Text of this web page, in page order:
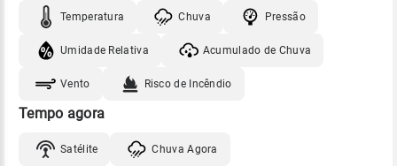
Temperatura Chuva Pressão
Umidade Relativa Acumulado de Chuva
Vento Risco de Incêndio
Tempo agora
Satélite Chuva Agora